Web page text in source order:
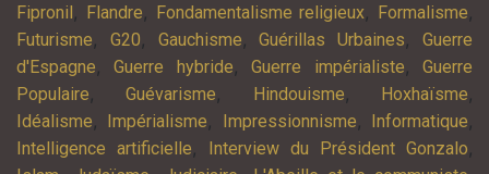
Fipronil , Flandre, Fondamentalisme religieux, Formalisme,
Futurisme, G20, Gauchisme,Guérillas Urbaines,Guerre
d'Espagne,Guerre hybride,Guerre impérialiste,Guerre
Populaire,Guévarisme, Hindouisme, Hoxhaïsme,
Idéalisme, Impérialisme, Impressionnisme, Informatique,
Intelligence artificielle, Interview du Président Gonzalo,